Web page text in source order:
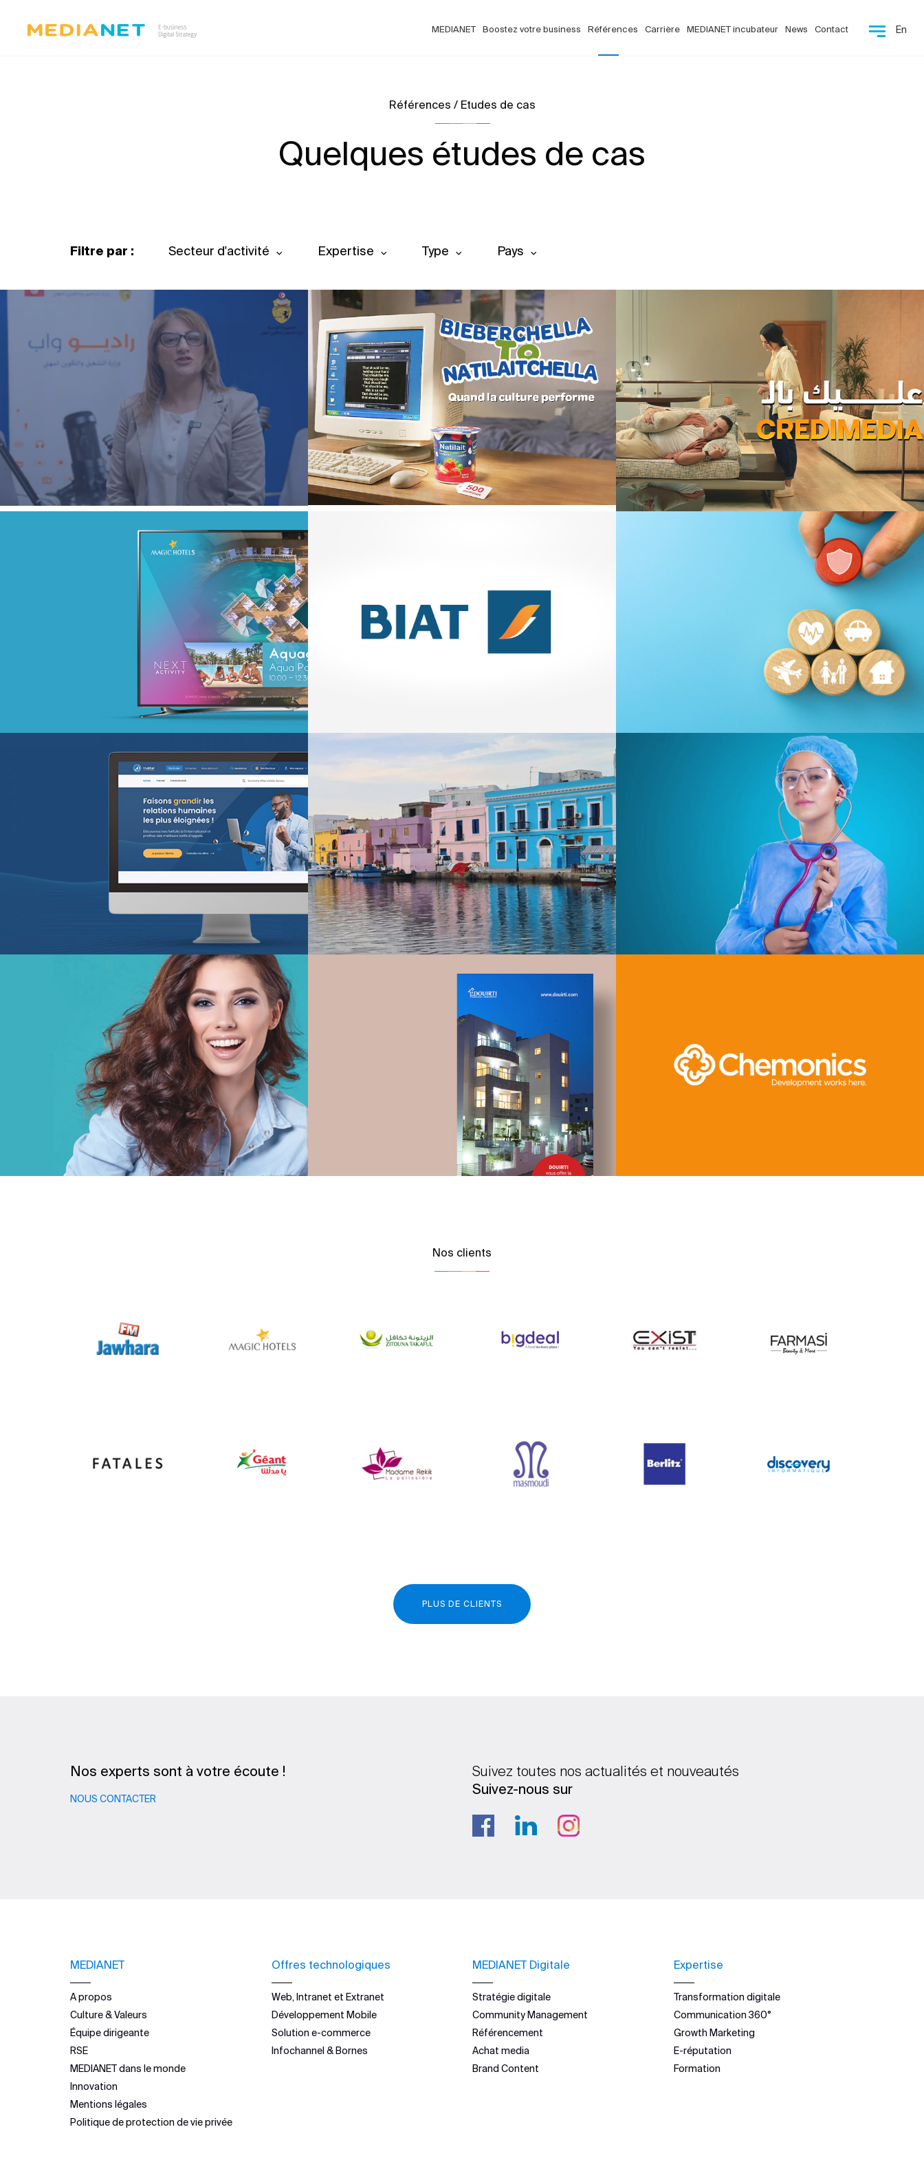
MEDIANET Boostez votre business Références Carrière MEDIANET incubateur News Contact En
Références / Etudes de cas
Quelques études de cas
Filtre par : Secteur d'activité Expertise Type Pays
Real-Time Marketing Activation
Agroalimentaire
Marketing Digital & Com 360°
Activation digitale & média
Campagne digitale "Projets de vie"
Banque et finance
Marketing Digital & Com 360°
Stratégie Social Media
Activation digitale & média
Achat media
Campagne BIAT TRE Juil. 2022
Marketing Digital & Com 360°
Plateformes digitales
Référencement
Marketing Digital & Com 360°
Activation digitale & média
Marketing Digital & Com 360°
Plateformes digitales
Référencement
Stratégie Social Media
Web, Intranet et Extranet
Marketing Digital & Com 360°
Plateformes digitales
Stratégie Social Media
Web, Intranet et Extranet
Chemonics ‘programme USAID
Marketing Digital & Com 360°
Nos clients
PLUS DE CLIENTS
Nos experts sont à votre écoute !
NOUS CONTACTER
Suivez toutes nos actualités et nouveautés
Suivez-nous sur
MEDIANET
A propos
Culture & Valeurs
Équipe dirigeante
RSE
MEDIANET dans le monde
Innovation
Mentions légales
Politique de protection de vie privée
Offres technologiques
Web, Intranet et Extranet
Développement Mobile
Solution e-commerce
Infochannel & Bornes
MEDIANET Digitale
Stratégie digitale
Community Management
Référencement
Achat media
Brand Content
Expertise
Transformation digitale
Communication 360°
Growth Marketing
E-réputation
Formation